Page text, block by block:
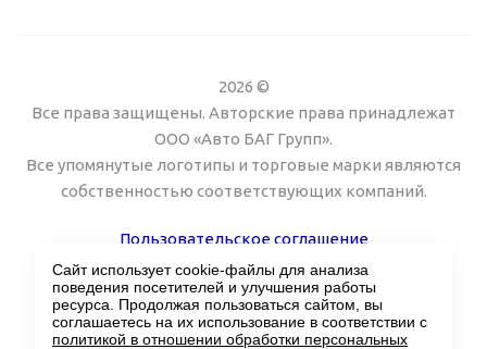
2026 ©
Все права защищены. Авторские права принадлежат
ООО «Авто БАГ Групп».
Все упомянутые логотипы и торговые марки являются
собственностью соответствующих компаний.
Пользовательское соглашение
Поддержка сайта Twin px
Сайт использует cookie-файлы для анализа
поведения посетителей и улучшения работы
ресурса. Продолжая пользоваться сайтом, вы
соглашаетесь на их использование в соответствии с
политикой в отношении обработки персональных